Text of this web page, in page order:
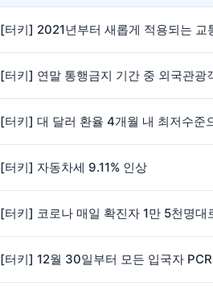
[터키] 2021년부터 새롭게 적용되는 교
[터키] 연말 통행금지 기간 중 외국관광
[터키] 대 달러 환율 4개월 내 최저수준
[터키] 자동차세 9.11% 인상
[터키] 코로나 매일 확진자 1만 5천명대
[터키] 12월 30일부터 모든 입국자